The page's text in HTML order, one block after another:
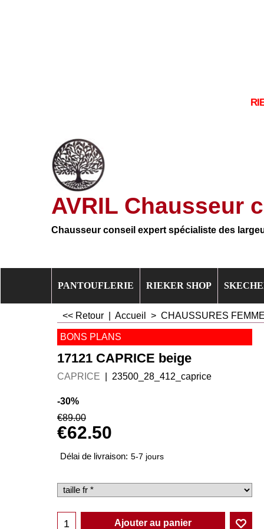
AVRIL Chausseur
Chausseur conseil expert spécialiste des
PANTOUFLERIE RIEKER SHOP
<< Retour Accueil > CHAUSSURES FEMME
BONS PLANS
17121 CAPRICE beige
CAPRICE 23500_28_412_caprice
-30%
€89.00
€62.50
Délai de livraison: 5-7 jours
Ajouter au panier